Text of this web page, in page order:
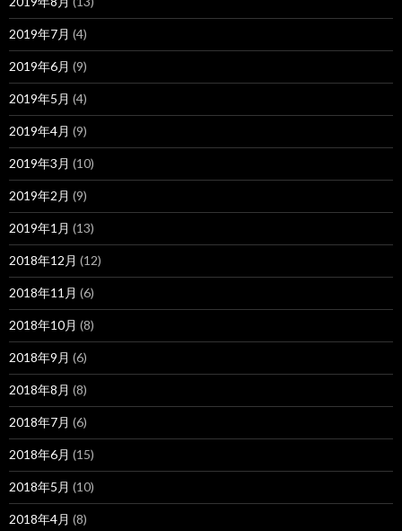
2019年7月 (4)
2019年6月 (9)
2019年5月 (4)
2019年4月 (9)
2019年3月 (10)
2019年2月 (9)
2019年1月 (13)
2018年12月 (12)
2018年11月 (6)
2018年10月 (8)
2018年9月 (6)
2018年8月 (8)
2018年7月 (6)
2018年6月 (15)
2018年5月 (10)
2018年4月 (8)